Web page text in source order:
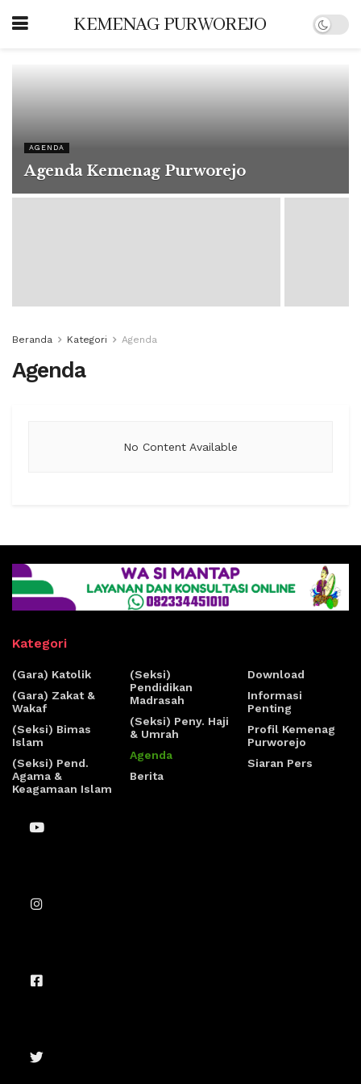
KEMENAG PURWOREJO
AGENDA
Agenda Kemenag Purworejo
Beranda Kategori Agenda
Agenda
No Content Available
Kategori
(Gara) Katolik
(Gara) Zakat &
Wakaf
(Seksi) Bimas
Islam
(Seksi) Pend.
Agama &
Keagamaan Islam
(Seksi)
Pendidikan
Madrasah
(Seksi) Peny. Haji
& Umrah
Agenda
Berita
Download
Informasi
Penting
Profil Kemenag
Purworejo
Siaran Pers